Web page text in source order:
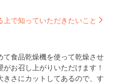
上で知っていただきたいこと
食品乾燥機を使って乾燥させ
お召し上がりいただけます！
さにカットしてあるので、す